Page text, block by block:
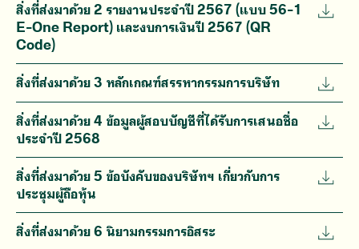
สิ่งที่ส่งมาด้วย 2 รายงานประจำปี 2567 (แบบ 56-1
E-One Report) และงบการเงินปี 2567 (QR
Code)
สิ่งที่ส่งมาด้วย 3 หลักเกณฑ์สรรหากรรมการบริษัท
สิ่งที่ส่งมาด้วย 4 ข้อมูลผู้สอบบัญชีที่ได้รับการเสนอชื่อ
ประจำปี 2568
สิ่งที่ส่งมาด้วย 5 ข้อบังคับของบริษัทฯ เกี่ยวกับการ
ประชุมผู้ถือหุ้น
สิ่งที่ส่งมาด้วย 6 นิยามกรรมการอิสระ